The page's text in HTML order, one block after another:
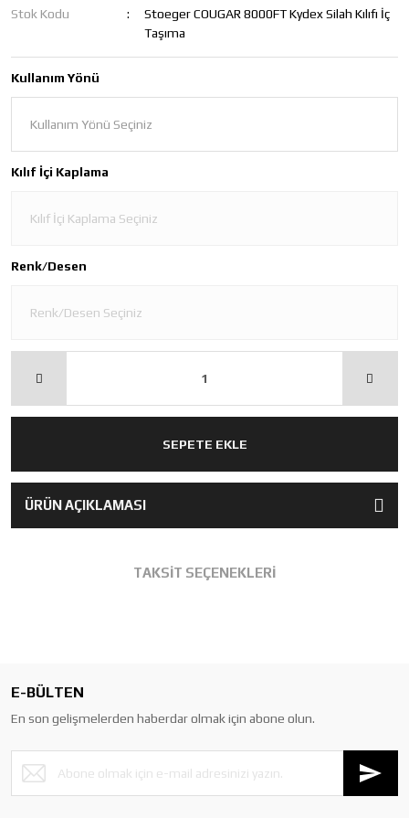
Stok Kodu
Stoeger COUGAR 8000FT Kydex Silah Kılıfı İç
Taşıma
Kullanım Yönü
Kılıf İçi Kaplama
Renk/Desen
SEPETE EKLE
ÜRÜN AÇIKLAMASI
TAKSİT SEÇENEKLERİ
E-BÜLTEN
En son gelişmelerden haberdar olmak için abone olun.